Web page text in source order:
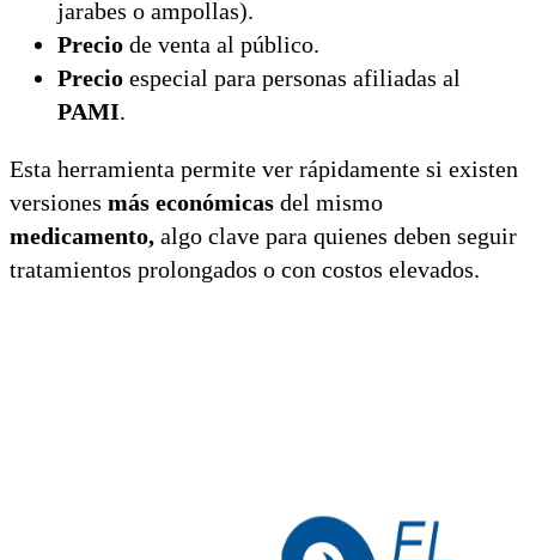
jarabes o ampollas).
Precio de venta al público.
Precio especial para personas afiliadas al
PAMI.
Esta herramienta permite ver rápidamente si existen
versiones más económicas del mismo
medicamento, algo clave para quienes deben seguir
tratamientos prolongados o con costos elevados.